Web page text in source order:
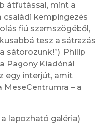
átfutással, mint a
családi kempingezés
fiú szemszögéből,
tesz a sátrazás
sátorozunk!”). Philip
Pagony Kiadónál
egy interjút, amit
– a
lapozható galéria)